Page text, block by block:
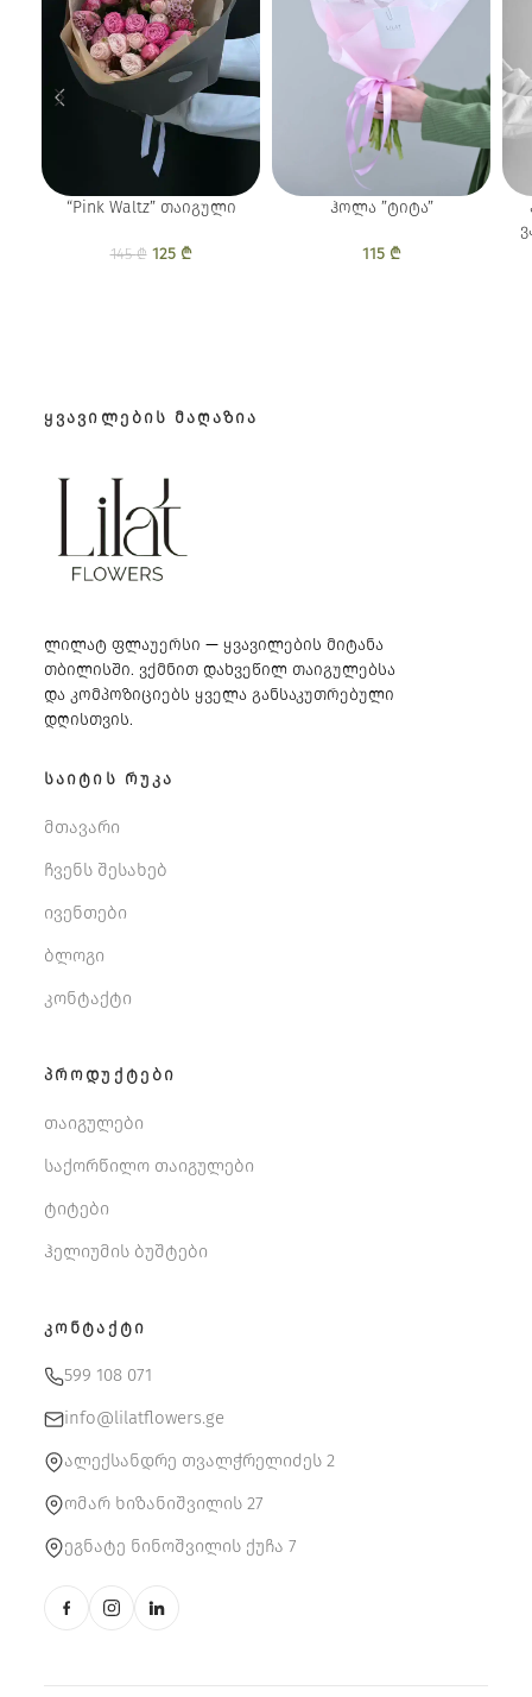
“Pink Waltz” თაიგული
145₾ Original price
125 ₾
ჰოლა ”ტიტა”
115 ₾
ᲧᲕᲐᲕᲘᲚᲔᲑᲘᲡ ᲛᲐᲦᲐᲖᲘᲐ
ლილატ ფლაუერსი — ყვავილების მიტანა
თბილისში. ვქმნით დახვეწილ თაიგულებსა
და კომპოზიციებს ყველა განსაკუთრებული
დღისთვის.
ᲡᲐᲘᲢᲘᲡ ᲠᲣᲙᲐ
მთავარი
ჩვენს შესახებ
ივენთები
ბლოგი
კონტაქტი
ᲞᲠᲝᲓᲣᲥᲢᲔᲑᲘ
თაიგულები
საქორწილო თაიგულები
ტიტები
ჰელიუმის ბუშტები
ᲙᲝᲜᲢᲐᲥᲢᲘ
599 108 071
info@lilatflowers.ge
ალექსანდრე თვალჭრელიძეს 2
ომარ ხიზანიშვილის 27
ეგნატე ნინოშვილის ქუჩა 7